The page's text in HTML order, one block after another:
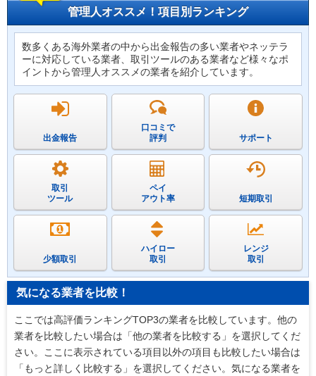
管理人オススメ！項目別ランキング
数多くある海外業者の中から出金報告の多い業者やネッテラ
ーに対応している業者、取引ツールのある業者など様々なポ
イントから管理人オススメの業者を紹介しています。
出金報告
口コミで
評判
サポート
取引
ツール
ペイ
アウト率
短期取引
少額取引
ハイロー
取引
レンジ
取引
気になる業者を比較！
ここでは高評価ランキングTOP3の業者を比較しています。他の
業者を比較したい場合は「他の業者を比較する」を選択してくだ
さい。ここに表示されている項目以外の項目も比較したい場合は
「もっと詳しく比較する」を選択してください。気になる業者を